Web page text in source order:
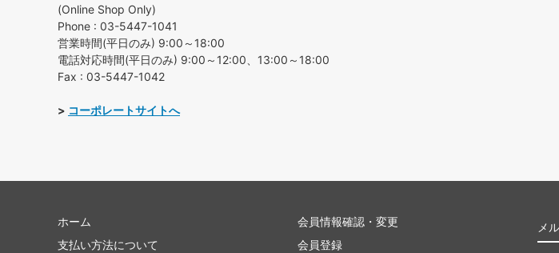
(Online Shop Only)
Phone : 03-5447-1041
営業時間(平日のみ) 9:00～18:00
電話対応時間(平日のみ) 9:00～12:00、13:00～18:00
Fax : 03-5447-1042
> コーポレートサイトへ
メ
ホーム
支払い方法について
会員情報確認・変更
会員登録